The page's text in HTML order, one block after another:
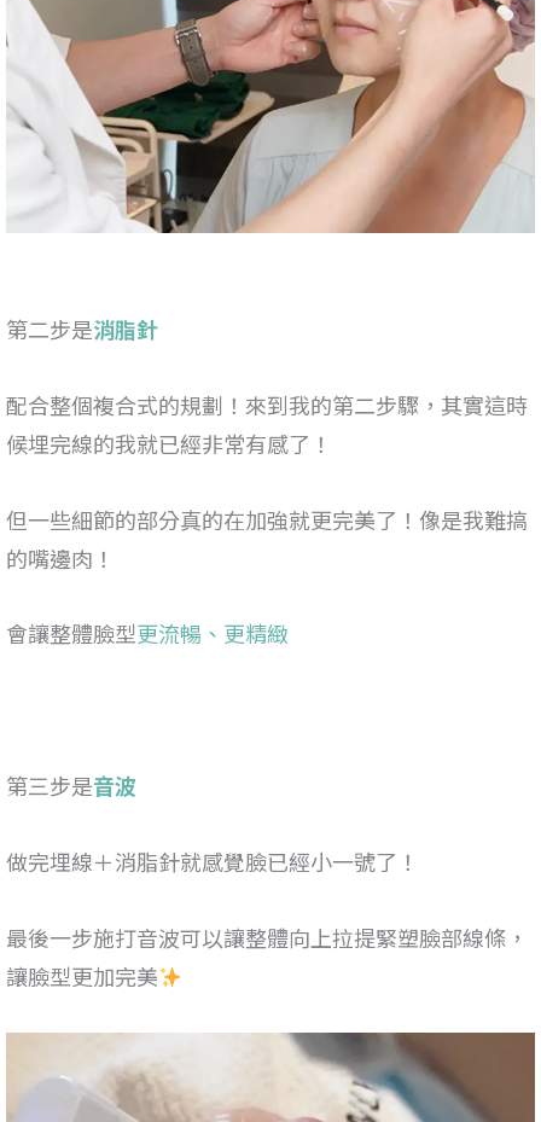
第二步是消脂針
配合整個複合式的規劃！來到我的第二步驟，其實這時
候埋完線的我就已經非常有感了！
但一些細節的部分真的在加強就更完美了！像是我難搞
的嘴邊肉！
會讓整體臉型更流暢、更精緻
第三步是音波
做完埋線＋消脂針就感覺臉已經小一號了！
最後一步施打音波可以讓整體向上拉提緊塑臉部線條，
讓臉型更加完美